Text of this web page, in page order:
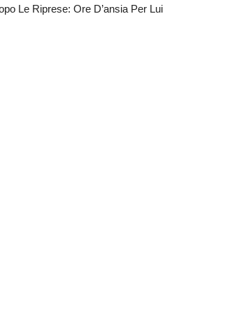
Le Riprese: Ore D’ansia Per Lui